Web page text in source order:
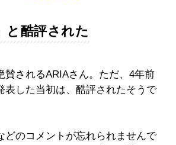
と酷評された
賛されるARIAさん。ただ、4年前
表した当初は、酷評されたそうで
どのコメントが忘れられませんで